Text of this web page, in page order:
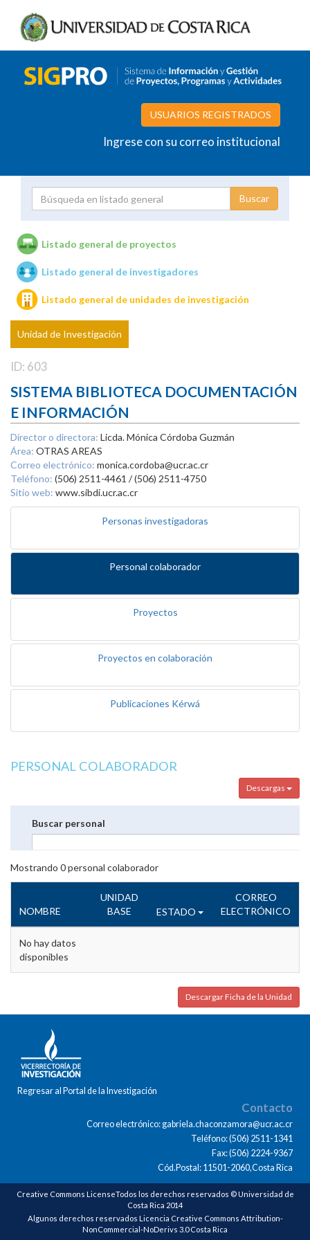
USUARIOS REGISTRADOS
Ingrese con su correo institucional
Unidades de investigación
Listado general de proyectos
Listado general de investigadores
Listado general de unidades de investigación
Unidad de Investigación
ID: 603
SISTEMA BIBLIOTECA DOCUMENTACIÓN
E INFORMACIÓN
Director o directora: Licda. Mónica Córdoba Guzmán
Área: OTRAS AREAS
Correo electrónico: monica.cordoba@ucr.ac.cr
Teléfono: (506) 2511-4461 / (506) 2511-4750
Sitio web: www.sibdi.ucr.ac.cr
Personas investigadoras
Personal colaborador
Proyectos
Proyectos en colaboración
Publicaciones Kérwá
PERSONAL COLABORADOR
Descargas
Buscar personal
Mostrando 0personal colaborador
NOMBRE
UNIDAD
BASE
ESTADO
CORREO
ELECTRÓNICO
No hay datos
disponibles
Descargar Ficha de la Unidad
Regresar al Portal de la Investigación
Contacto
Correo electrónico: gabriela.chaconzamora@ucr.ac.cr
Teléfono: (506) 2511-1341
Fax: (506) 2224-9367
Cód.Postal: 11501-2060,Costa Rica
Creative Commons LicenseTodos los derechos reservados © Universidad de
Costa Rica 2014
Algunos derechos reservados Licencia Creative Commons Attribution-
NonCommercial-NoDerivs 3.0 Costa Rica